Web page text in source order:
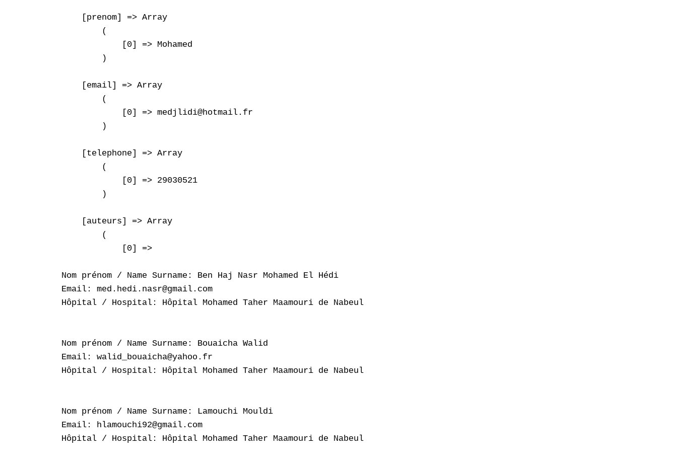
    [prenom] => Array
        (
            [0] => Mohamed
        )
    [email] => Array
        (
            [0] => medjlidi@hotmail.fr
        )
    [telephone] => Array
        (
            [0] => 29030521
        )
    [auteurs] => Array
        (
            [0] =>
Nom prénom / Name Surname: Ben Haj Nasr Mohamed El Hédi
Email: med.hedi.nasr@gmail.com
Hôpital / Hospital: Hôpital Mohamed Taher Maamouri de Nabeul
Nom prénom / Name Surname: Bouaicha Walid
Email: walid_bouaicha@yahoo.fr
Hôpital / Hospital: Hôpital Mohamed Taher Maamouri de Nabeul
Nom prénom / Name Surname: Lamouchi Mouldi
Email: hlamouchi92@gmail.com
Hôpital / Hospital: Hôpital Mohamed Taher Maamouri de Nabeul